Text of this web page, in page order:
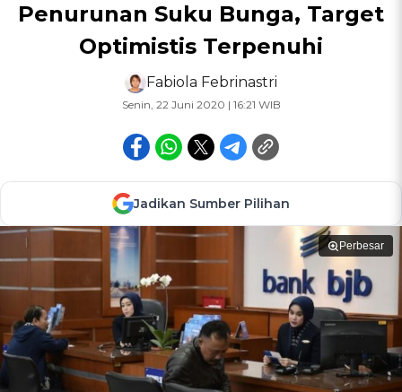
Penurunan Suku Bunga, Target
Optimistis Terpenuhi
Fabiola Febrinastri
Senin, 22 Juni 2020 | 16:21 WIB
Jadikan Sumber Pilihan
Perbesar